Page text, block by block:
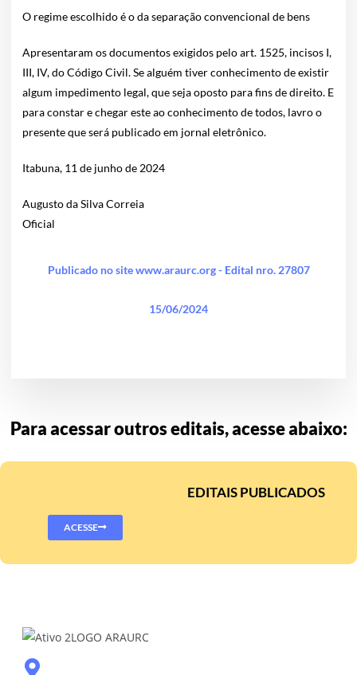
O regime escolhido é o da separação convencional de bens
Apresentaram os documentos exigidos pelo art. 1525, incisos I,
III, IV, do Código Civil. Se alguém tiver conhecimento de existir
algum impedimento legal, que seja oposto para fins de direito. E
para constar e chegar este ao conhecimento de todos, lavro o
presente que será publicado em jornal eletrônico.
Itabuna, 11 de junho de 2024
Augusto da Silva Correia
Oficial
Publicado no site www.araurc.org - Edital nro. 27807
15/06/2024
Para acessar outros editais, acesse abaixo:
EDITAIS PUBLICADOS
ACESSE